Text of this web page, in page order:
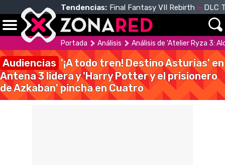
Tendencias: Final Fantasy VII Rebirth DLC
Portada Análisis Análisis de 'Atelier Ryza 3:
Audiencias '¡A todo tren! Destino Asturias' en
Antena 3 lidera y 'Harry Potter y el prisionero
de Azkaban' pincha en Cuatro